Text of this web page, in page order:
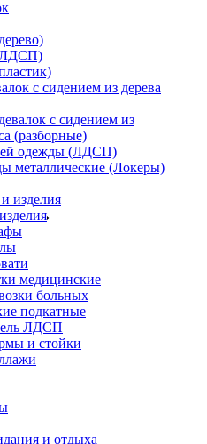
ЛДСП)
с сидением из дерева
с сидением из
(разборные)
одежды (ЛДСП)
металлические (Локеры)
медицинские
больных
подкатные
ЛДСП
и стойки